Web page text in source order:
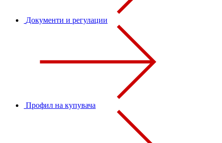
Документи и регулации
Профил на купувача